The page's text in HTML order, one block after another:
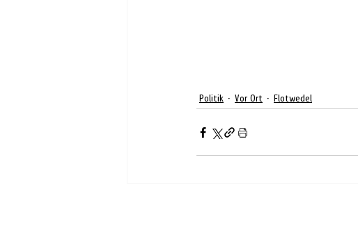
Politik Vor Ort Flotwedel